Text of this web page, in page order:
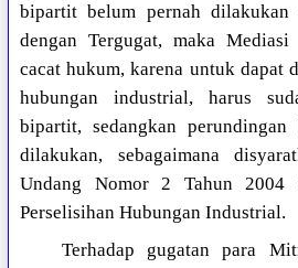
bipartit belum pernah dilakukan
dengan Tergugat, maka
cacat hukum, karena untuk dapat
hubungan industrial, harus
bipartit, sedangkan
dilakukan, sebagaimana
Undang Nomor 2 Tahun 2004
Perselisihan Hubungan Industrial.
Terhadap gugatan para